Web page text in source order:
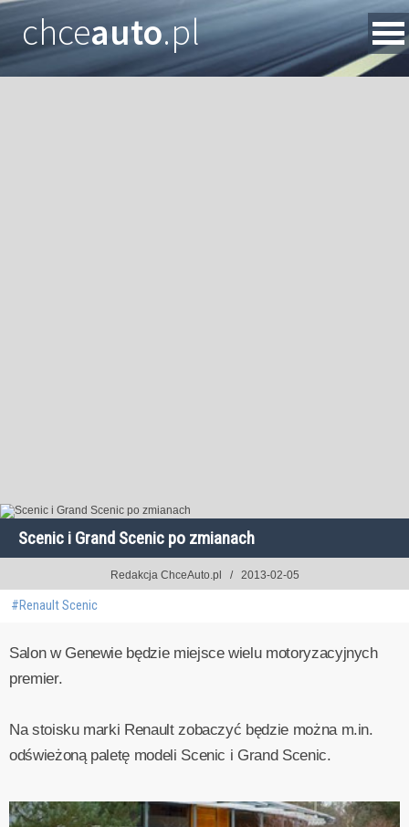
chceauto.pl
Scenic i Grand Scenic po zmianach
Redakcja ChceAuto.pl 2013-02-05
#Renault Scenic
Salon w Genewie będzie miejsce wielu motoryzacyjnych
premier.
Na stoisku marki Renault zobaczyć będzie można m.in.
odświeżoną paletę modeli Scenic i Grand Scenic.